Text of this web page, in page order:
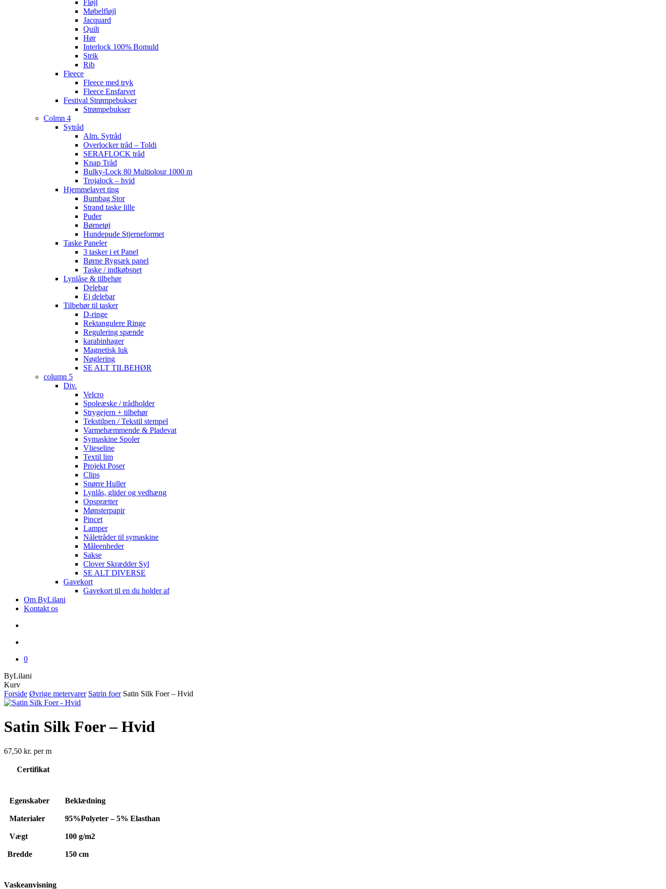
Fløjl
Møbelfløjl
Jacquard
Quilt
Hør
Interlock 100% Bomuld
Strik
Rib
Fleece
Fleece med tryk
Fleece Ensfarvet
Festival Strømpebukser
Strømpebukser
Colmn 4
Sytråd
Alm. Sytråd
Overlocker tråd – Toldi
SERAFLOCK tråd
Knap Tråd
Bulky-Lock 80 Multiolour 1000 m
Trojalock – hvid
Hjemmelavet ting
Bumbag Stor
Strand taske lille
Puder
Børnetøj
Hundepude Stjerneformet
Taske Paneler
3 tasker i et Panel
Børne Rygsæk panel
Taske / indkøbsnet
Lynlåse & tilbehør
Delebar
Ej delebar
Tilbehør til tasker
D-ringe
Rektangulere Ringe
Regulering spænde
karabinhager
Magnetisk luk
Nøglering
SE ALT TILBEHØR
column 5
Div.
Velcro
Spoleæske / trådholder
Strygejern + tilbehør
Tekstilpen / Tekstil stempel
Varmehæmmende & Pladevat
Symaskine Spoler
Vlieseline
Textil lim
Projekt Poser
Clips
Snørre Huller
Lynlås, glider og vedhæng
Opsprætter
Mønsterpapir
Pincet
Lamper
Nåletråder til symaskine
Måleenheder
Sakse
Clover Skrædder Syl
SE ALT DIVERSE
Gavekort
Gavekort til en du holder af
Om ByLilani
Kontakt os
0
ByLilani
KurvClose
Cart
Forside Øvrige metervarer Satrin foer Satin Silk Foer – Hvid
Satin Silk Foer – Hvid
67,50 kr. per m
Certifikat
Egenskaber Beklædning
Materialer 95%Polyeter – 5% Elasthan
Vægt 100 g/m2
Bredde 150 cm
Vaskeanvisning